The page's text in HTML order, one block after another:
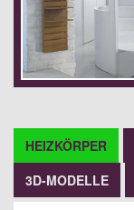
HEIZKÖRPER
3D-MODELLE